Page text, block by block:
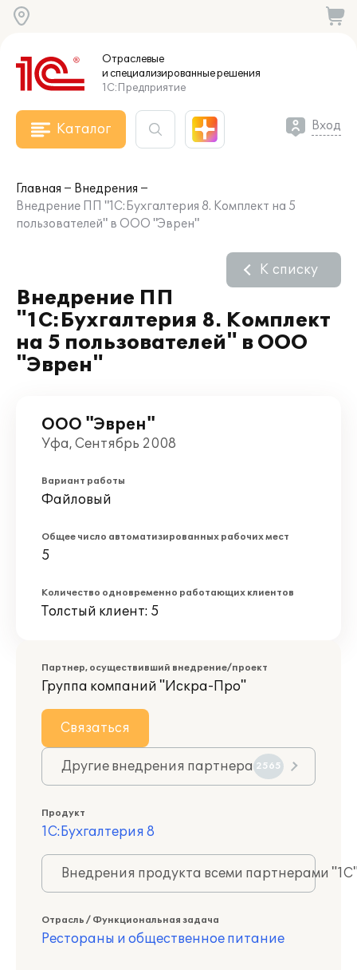
Отраслевые
и специализированныерешения
1С:Предприятие
Каталог Вход
Главная
Внедрения
Внедрение ПП "1С:Бухгалтерия 8. Комплект на 5
пользователей" в ООО "Эврен"
Внедрение ПП
"1С:Бухгалтерия 8. Комплект
на 5 пользователей" в ООО
"Эврен"
К списку
ООО "Эврен"
Уфа, Сентябрь 2008
Вариант работы
Файловый
Общее число автоматизированных рабочих мест
5
Количество одновременно работающих клиентов
Толстый клиент: 5
Партнер, осуществивший внедрение/проект
Группа компаний "Искра-Про"
Связаться
Другие внедрения партнера 2565
Продукт
1С:Бухгалтерия 8
Внедрения продукта всеми партнерами
Отрасль / Функциональная задача
Рестораны и общественное питание